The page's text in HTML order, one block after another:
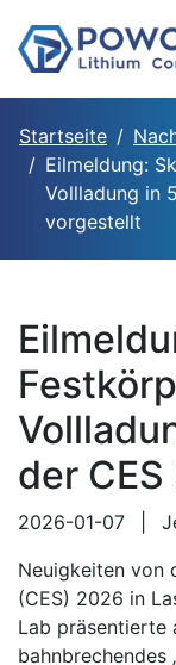
Startseite
Eilmeldung:
Vollladung in
vorgestellt
der
2026-01-07
Neuigkeiten von
(CES) 2026 in
Lab präsentierte
bahnbrechendes